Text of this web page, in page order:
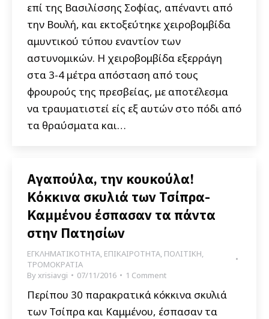
επί της Βασιλίσσης Σοφίας, απέναντι από
την Βουλή, και εκτοξεύτηκε χειροβομβίδα
αμυντικού τύπου εναντίον των
αστυνομικών. Η χειροβομβίδα εξερράγη
στα 3-4 μέτρα απόσταση από τους
φρουρούς της πρεσβείας, με αποτέλεσμα
να τραυματιστεί είς εξ αυτών στο πόδι από
τα θραύσματα και…
Αγαπούλα, την κουκούλα!
Κόκκινα σκυλιά των Τσίπρα-
Καμμένου έσπασαν τα πάντα
στην Πατησίων
ΕΓΚΛΗΜΑΤΙΚΟΤΗΤΑ, ΕΠΙΚΑΙΡΟΤΗΤΑ, ΠΟΛΙΤΙΚΗ,
ΤΡΟΜΟΚΡΑΤΙΑ
Byxrisiavgi 07/11/2016 1 Comment
Περίπου 30 παρακρατικά κόκκινα σκυλιά
των Τσίπρα και Καμμένου, έσπασαν τα